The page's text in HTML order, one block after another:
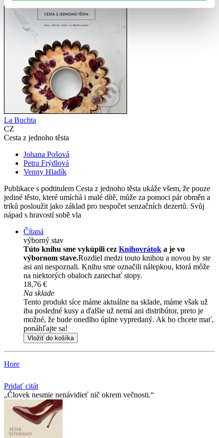
La Buchta
CZ
Cesta z jednoho těsta
Johana Pošová
Petra Frýdlová
Venny Hladík
Publikace s podtitulem Cesta z jednoho těsta ukáže všem, že pouze
jediné těsto, které umíchá i malé dítě, může za pomoci pár obměn a
triků posloužit jako základ pro nespočet senzačních dezertů. Svůj
nápad s hravostí sobě vla
Čítaná
výborný stav
Túto knihu sme vykúpili cez Knihovrátok a je vo
výbornom stave.Rozdiel medzi touto knihou a novou by ste
asi ani nespoznali. Knihu sme označili nálepkou, ktorá môže
na niektorých obaloch zanechať stopy.
18,76 €
Na sklade
Tento produkt síce máme aktuálne na sklade, máme však už
iba posledné kusy a ďalšie už nemá ani distribútor, preto je
možné, že bude onedlho úplne vypredaný. Ak ho chcete mať,
ponáhľajte sa!
Vložiť do košíka
Hore
Pridať citát
Človek nesmie nenávidieť nič okrem večnosti.